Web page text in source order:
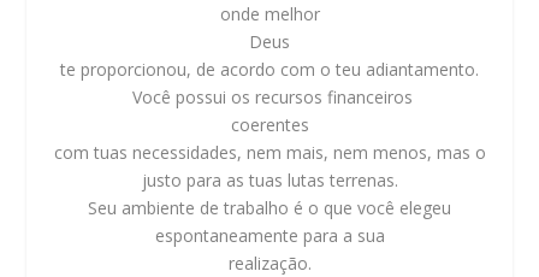
onde melhor
Deus
te proporcionou, de acordo com o teu adiantamento.
Você possui os recursos financeiros
coerentes
com tuas necessidades, nem mais, nem menos, mas o
justo para as tuas lutas terrenas.
Seu ambiente de trabalho é o que você elegeu
espontaneamente para a sua
realização.